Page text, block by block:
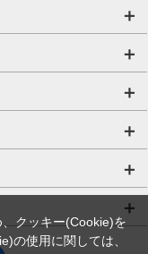
クッキー(Cookie)を
の使用に関しては、